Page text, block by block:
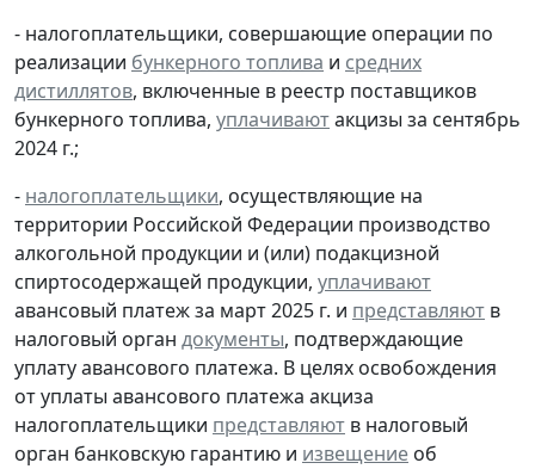
- налогоплательщики, совершающие операции по
реализации бункерного топлива и средних
дистиллятов, включенные в реестр поставщиков
бункерного топлива, уплачиваютакцизы за сентябрь
2024 г.;
- налогоплательщики, осуществляющие на
территории Российской Федерации производство
алкогольной продукции и (или) подакцизной
спиртосодержащей продукции, уплачивают
авансовый платеж за март 2025 г. и представляют в
налоговый орган документы, подтверждающие
уплату авансового платежа. В целях освобождения
от уплаты авансового платежа акциза
налогоплательщики представляют в налоговый
орган банковскую гарантию и извещение об